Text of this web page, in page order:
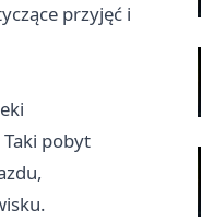
przyjęć i
pobyt